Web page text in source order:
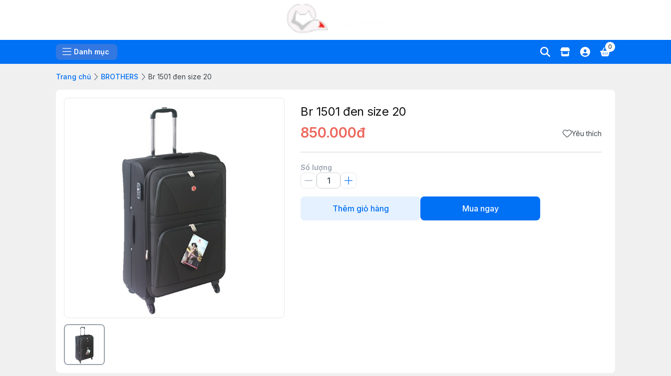
Danh mục
0
Trang chủ BROTHERS Br 1501 đen size 20
Br 1501 đen size 20
850.000đ Yêu thích
Số lượng
Thêm giỏ hàng Mua ngay